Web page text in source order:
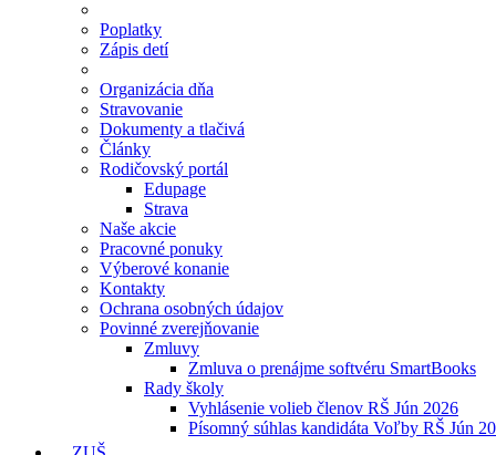
Poplatky
Zápis detí
Organizácia dňa
Stravovanie
Dokumenty a tlačivá
Články
Rodičovský portál
Edupage
Strava
Naše akcie
Pracovné ponuky
Výberové konanie
Kontakty
Ochrana osobných údajov
Povinné zverejňovanie
Zmluvy
Zmluva o prenájme softvéru SmartBooks
Rady školy
Vyhlásenie volieb členov RŠ Jún 2026
Písomný súhlas kandidáta Voľby RŠ Jún